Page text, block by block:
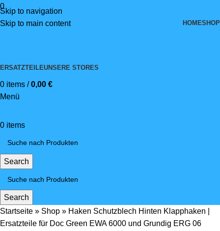
Skip to navigation
Skip to main content
0
HOMESHOP
ERSATZTEILEUNSERE STORES
0 items / 0,00 €
Menü
0 items
Search
Search
Startseite » Shop » Haken Schutzblech Hinten Klapphaken |
Ersatzteile für Doc Green EWA 6000 und Grundig ERG 06